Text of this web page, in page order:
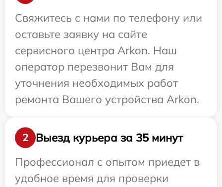
Свяжитесь с нами по телефону или
оставьте заявку на сайте
сервисного центра Arkon. Наш
оператор перезвонит Вам для
уточнения необходимых работ
ремонта Вашего устройства Arkon.
2
Выезд курьера за 35 минут
Профессионал с опытом приедет в
удобное время для проверки